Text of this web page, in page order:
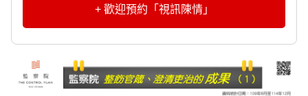
+ 歡迎預約「視訊陳情」